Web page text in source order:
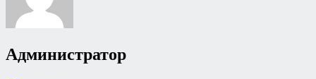
Администратор